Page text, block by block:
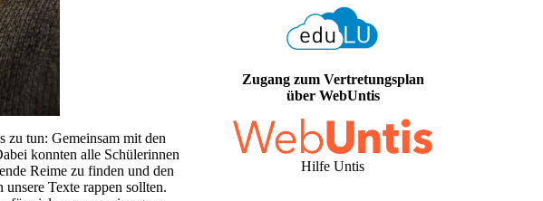
zu tun: Gemeinsam mit den
konnten alle Schülerinnen
Reime zu finden und den
Texte rappen sollten.
Zugang zum Vertretungsplan
über WebUntis
Hilfe Untis